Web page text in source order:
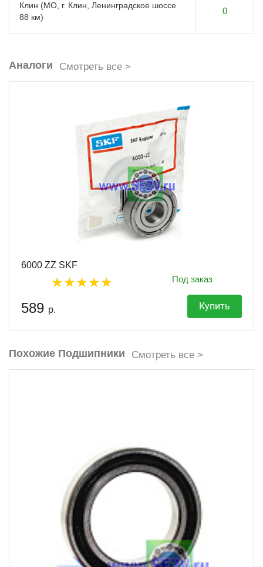
Клин (МО, г. Клин, Ленинградское шоссе
88 км)
0
Аналоги Смотреть все >
6000 ZZ SKF
Под заказ
589 р. Купить
Похожие Подшипники Смотреть все >